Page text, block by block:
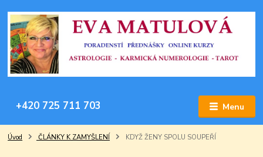
Menu
+420 725 711 703
Úvod ČLÁNKY K ZAMYŠLENÍ KDYŽ ŽENY SPOLU SOUPEŘÍ